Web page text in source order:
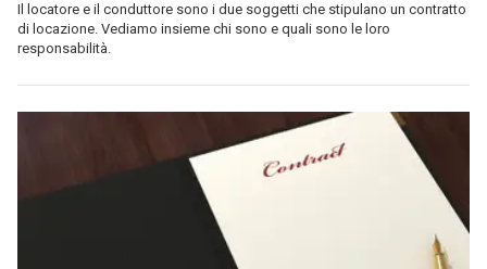
Il locatore e il conduttore sono i due soggetti che stipulano un contratto
di locazione. Vediamo insieme chi sono e quali sono le loro
responsabilità.